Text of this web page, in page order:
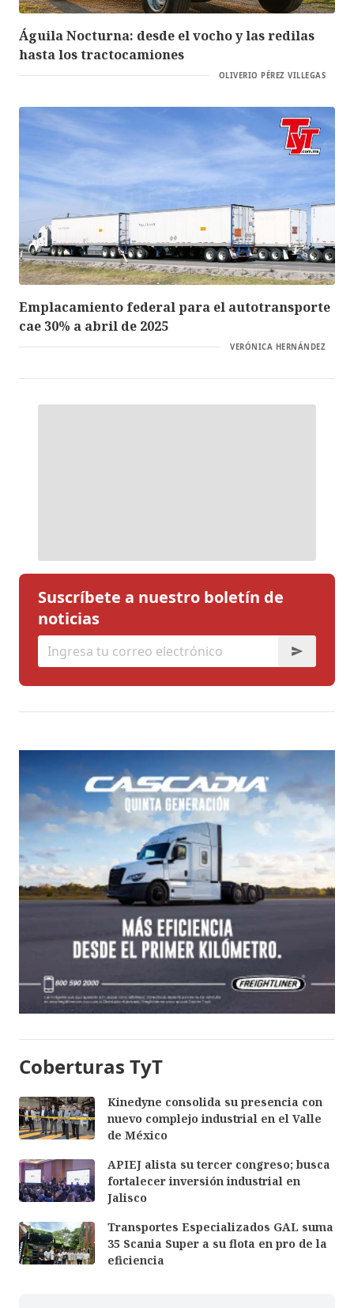
Águila Nocturna: desde el vocho y las redilas
hasta los tractocamiones
OLIVERIO PÉREZ VILLEGAS
Emplacamiento federal para el autotransporte
cae 30% a abril de 2025
VERÓNICA HERNÁNDEZ
Suscríbete a nuestro boletín de
noticias
Coberturas TyT
Kinedyne consolida su presencia con
nuevo complejo industrial en el Valle
de México
APIEJ alista su tercer congreso; busca
fortalecer inversión industrial en
Jalisco
Transportes Especializados GAL suma
35 Scania Super a su flota en pro de la
eficiencia